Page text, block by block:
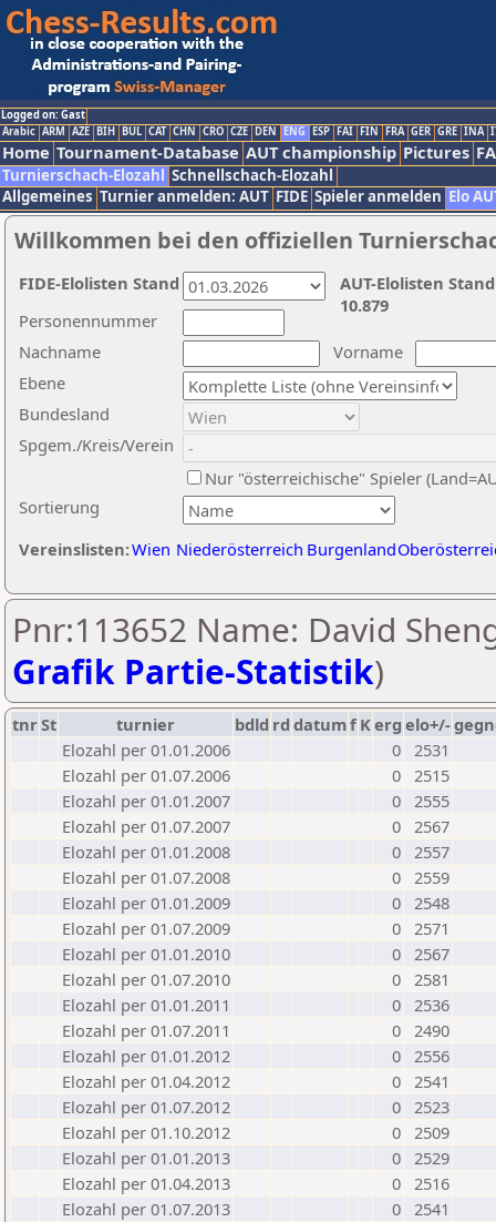
Logged on: Gast
Arabic ARM AZE BIH BUL CAT CHN CRO CZE DEN ENG ESP FAI FIN FRA GER GRE INA
Home Tournament-Database AUT championship Pictures
Turnierschach-Elozahl Schnellschach-Elozahl
Allgemeines Turnier anmelden: AUT FIDE Spieler anmelden Elo
Willkommen bei den offiziellen
Nachname
Vorname
Ebene
Sortierung
Personennummer
Bundesland
Spgem./Kreis/Verein
Nur "österreichische" Spieler
Vereinslisten:Wien Niederösterreich Burgenland
AUT-Elolisten
10.879
FIDE-Elolisten Stand
Pnr:113652 Name: David
Grafik Partie-Statistik)
tnrSt turnier bdld rd datumf Kerg elo+/-
Elozahl per 01.01.2006
0 2531
Elozahl per 01.07.2006
0 2515
Elozahl per 01.01.2007
0 2555
Elozahl per 01.07.2007
0 2567
Elozahl per 01.01.2008
0 2557
Elozahl per 01.07.2008
0 2559
Elozahl per 01.01.2009
0 2548
Elozahl per 01.07.2009
0 2571
Elozahl per 01.01.2010
0 2567
Elozahl per 01.07.2010
0 2581
Elozahl per 01.01.2011
0 2536
Elozahl per 01.07.2011
0 2490
Elozahl per 01.01.2012
0 2556
Elozahl per 01.04.2012
0 2541
Elozahl per 01.07.2012
0 2523
Elozahl per 01.10.2012
0 2509
Elozahl per 01.01.2013
0 2529
Elozahl per 01.04.2013
0 2516
Elozahl per 01.07.2013
0 2541